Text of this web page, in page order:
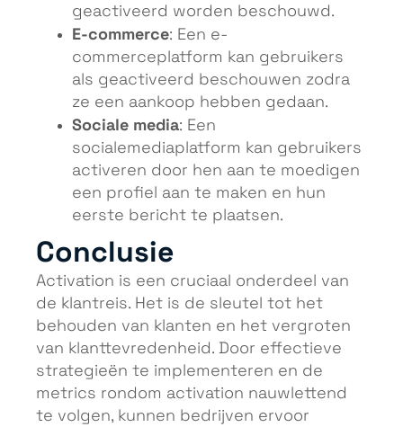
geactiveerd worden beschouwd.
E-commerce: Een e-
commerceplatform kan gebruikers
als geactiveerd beschouwen zodra
ze een aankoop hebben gedaan.
Sociale media: Een
socialemediaplatform kan gebruikers
activeren door hen aan te moedigen
een profiel aan te maken en hun
eerste bericht te plaatsen.
Conclusie
Activation is een cruciaal onderdeel van
de klantreis. Het is de sleutel tot het
behouden van klanten en het vergroten
van klanttevredenheid. Door effectieve
strategieën te implementeren en de
metrics rondom activation nauwlettend
te volgen, kunnen bedrijven ervoor